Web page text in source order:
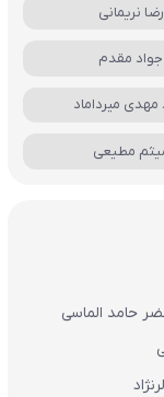
رضا نریمانی
جواد مقدم
میرداماد
مطیعی
حامد الماسی